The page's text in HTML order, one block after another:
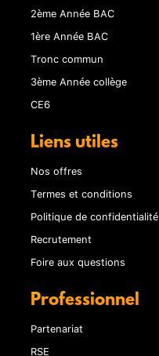
2ème Année BAC
1ère Année BAC
Tronc commun
3ème Année collège
CE6
Liens utiles
Nos offres
Termes et conditions
Politique de confidentialité
Recrutement
Foire aux questions
Professionnel
Partenariat
RSE